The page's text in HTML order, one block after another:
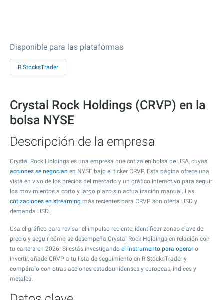
Disponible para las plataformas
R StocksTrader
Crystal Rock Holdings (CRVP) en la
bolsa NYSE
Descripción de la empresa
Crystal Rock Holdings es una empresa que cotiza en bolsa de USA, cuyas
acciones se negocian en NYSE bajo el ticker CRVP. Esta página ofrece una
vista en vivo de los precios del mercado y un gráfico interactivo para seguir
los movimientos a corto y largo plazo sin actualización manual. Las
cotizaciones en streaming más recientes para CRVP son oferta USD y
demanda USD.
Usa el gráfico para revisar el impulso reciente, identificar zonas clave de
precio y seguir cómo se desempeña Crystal Rock Holdings en relación con
tu cartera en 2026. Si estás investigando el instrumento para operar o
invertir, añade CRVP a tu lista de seguimiento en R StocksTrader y
compáralo con otras acciones estadounidenses y europeas, índices y
metales.